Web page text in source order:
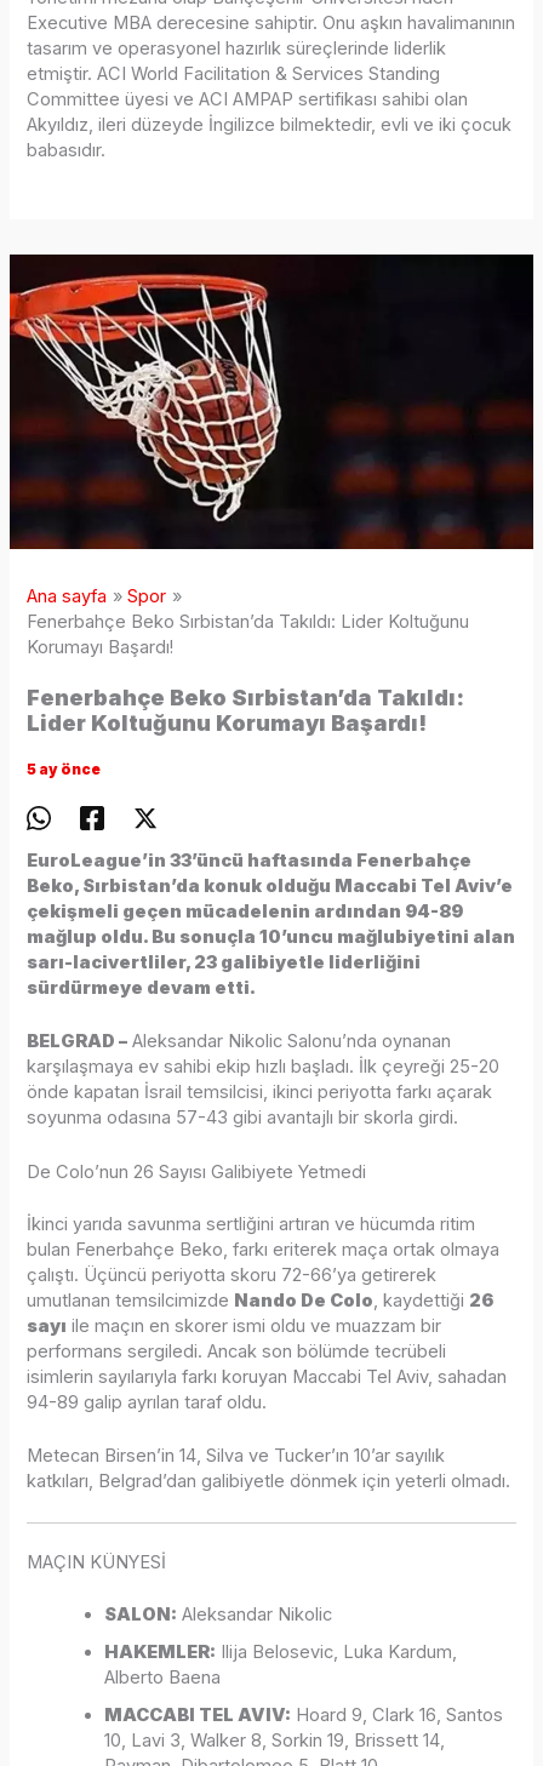
Executive MBA derecesine sahiptir. Onu aşkın havalimanının
tasarım ve operasyonel hazırlık süreçlerinde liderlik
etmiştir. ACI World Facilitation & Services Standing
Committee üyesi ve ACI AMPAP sertifikası sahibi olan
Akyıldız, ileri düzeyde İngilizce bilmektedir, evli ve iki çocuk
babasıdır.
Ana sayfa
Spor
Fenerbahçe Beko Sırbistan’da Takıldı: Lider Koltuğunu
Korumayı Başardı!
Fenerbahçe Beko Sırbistan’da Takıldı:
Lider Koltuğunu Korumayı Başardı!
5 ay önce
EuroLeague’in 33’üncü haftasında Fenerbahçe
Beko, Sırbistan’da konuk olduğu Maccabi Tel Aviv’e
çekişmeli geçen mücadelenin ardından 94-89
mağlup oldu. Bu sonuçla 10’uncu mağlubiyetini alan
sarı-lacivertliler, 23 galibiyetle liderliğini
sürdürmeye devam etti.
BELGRAD – Aleksandar Nikolic Salonu’nda oynanan
karşılaşmaya ev sahibi ekip hızlı başladı. İlk çeyreği 25-20
önde kapatan İsrail temsilcisi, ikinci periyotta farkı açarak
soyunma odasına 57-43 gibi avantajlı bir skorla girdi.
De Colo’nun 26 Sayısı Galibiyete Yetmedi
İkinci yarıda savunma sertliğini artıran ve hücumda ritim
bulan Fenerbahçe Beko, farkı eriterek maça ortak olmaya
çalıştı. Üçüncü periyotta skoru 72-66’ya getirerek
umutlanan temsilcimizde Nando De Colo , kaydettiği 26
sayı ile maçın en skorer ismi oldu ve muazzam bir
performans sergiledi. Ancak son bölümde tecrübeli
isimlerin sayılarıyla farkı koruyan Maccabi Tel Aviv, sahadan
94-89 galip ayrılan taraf oldu.
Metecan Birsen’in 14, Silva ve Tucker’ın 10’ar sayılık
katkıları, Belgrad’dan galibiyetle dönmek için yeterli olmadı.
MAÇIN KÜNYESİ
SALON: Aleksandar Nikolic
HAKEMLER: Ilija Belosevic, Luka Kardum,
Alberto Baena
MACCABI TEL AVIV: Hoard 9, Clark 16, Santos
10, Lavi 3, Walker 8, Sorkin 19, Brissett 14,